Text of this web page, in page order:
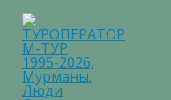
КАРТА
МАРШРУТОВ